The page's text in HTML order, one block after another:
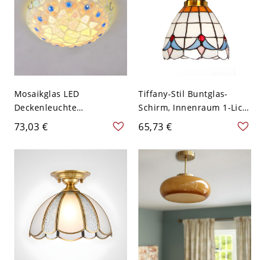
Mosaikglas LED
Deckenleuchte
Mediterraner Beiger
Kuppel-Deckenleuchte -
110V-120V 30,48 cm
73,03 €
Tiffany-Stil Buntglas-
Schirm, Innenraum 1-Licht
Halb-Flushmount - Weiß
110V-120V
65,73 €